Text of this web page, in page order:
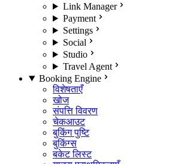
Link Manager
Payment
Settings
Social
Studio
Travel Agent
Booking Engine
विशेषताएँ
खोज
संपत्ति विवरण
चेकआउट
बुकिंग पुष्टि
बुकिंग्स
बकेट लिस्ट